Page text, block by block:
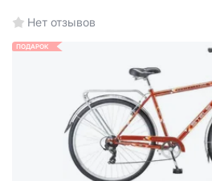
Нет отзывов
ПОДАРОК